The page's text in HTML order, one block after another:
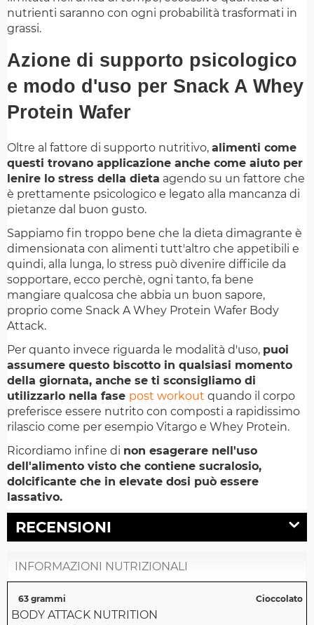
nutrienti saranno con ogni probabilità trasformati in
grassi.
Azione di supporto psicologico
e modo d'uso per Snack A Whey
Protein Wafer
Oltre al fattore di supporto nutritivo, alimenti come
questi trovano applicazione anche come aiuto per
lenire lo stress della dieta agendo su un fattore che
è prettamente psicologico e legato alla mancanza di
pietanze dal buon gusto.
Sappiamo fin troppo bene che la dieta dimagrante è
dimensionata con alimenti tutt'altro che appetibili e
quindi, alla lunga, lo stress può divenire difficile da
sopportare, ecco perchè, ogni tanto, fa bene
mangiare qualcosa che abbia un buon sapore,
proprio come Snack A Whey Protein Wafer Body
Attack.
Per quanto invece riguarda le modalità d'uso, puoi
assumere questo biscotto in qualsiasi momento
della giornata, anche se ti sconsigliamo di
utilizzarlo nella fase post workout quando il corpo
preferisce essere nutrito con composti a rapidissimo
rilascio come per esempio Vitargo e Whey Protein.
Ricordiamo infine di non esagerare nell'uso
dell'alimento visto che contiene sucralosio,
dolcificante che in elevate dosi può essere
lassativo.
RECENSIONI
INFORMAZIONI NUTRIZIONALI
63 grammi Cioccolato
BODY ATTACK NUTRITION